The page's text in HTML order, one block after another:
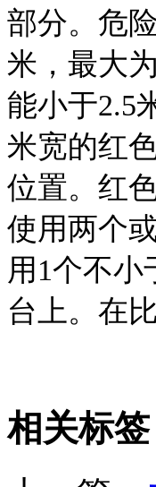
部分。危
米，最大
能小于2.5
米宽的红
位置。红
使用两个
用1个不
台上。在
相关标签